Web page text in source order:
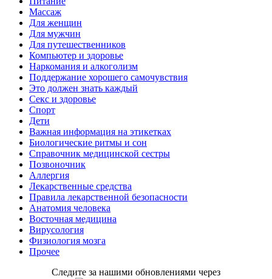
Массаж
Для женщин
Для мужчин
Для путешественников
Компьютер и здоровье
Наркомания и алкоголизм
Поддержание хорошего самочувствия
Это должен знать каждый
Секс и здоровье
Спорт
Дети
Важная информация на этикетках
Биологические ритмы и сон
Справочник медицинской сестры
Позвоночник
Аллергия
Лекарственные средства
Правила лекарственной безопасности
Aнатомия человека
Восточная медицина
Вирусология
Физиология мозга
Прочее
Следите за нашими обновлениями через